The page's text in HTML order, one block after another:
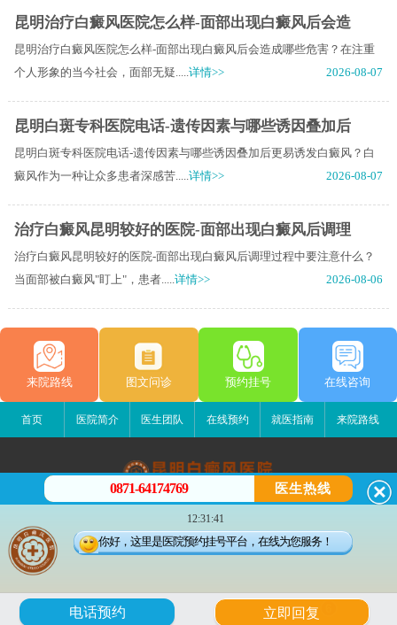
昆明治疗白癜风医院怎么样-面部出现白癜风后会造
昆明治疗白癜风医院怎么样-面部出现白癜风后会造成哪些危害？在注重
个人形象的当今社会，面部无疑.....详情>> 2026-08-07
昆明白斑专科医院电话-遗传因素与哪些诱因叠加后
昆明白斑专科医院电话-遗传因素与哪些诱因叠加后更易诱发白癜风？白
癜风作为一种让众多患者深感苦.....详情>> 2026-08-07
治疗白癜风昆明较好的医院-面部出现白癜风后调理
治疗白癜风昆明较好的医院-面部出现白癜风后调理过程中要注意什么？
当面部被白癜风"盯上"，患者.....详情>> 2026-08-06
来院路线 图文问诊 预约挂号 在线咨询
首页 医院简介 医生团队 在线预约 就医指南 来院路线
昆明白癜风医院
昆明市五华区护国路2号
版权所有：昆明白癜风医院
滇公安备 53010202000563号
0871-64174769 医生热线
12:31:41
你好，这里是医院预约挂号平台，在线为您服务！
电话预约 立即回复